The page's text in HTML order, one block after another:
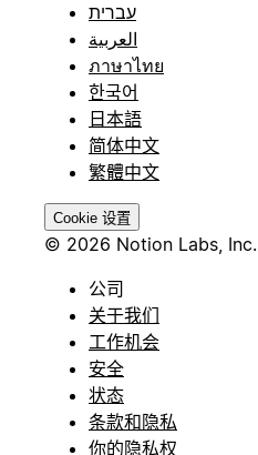
עברית
العربية
ภาษาไทย
한국어
日本語
简体中文
繁體中文
Cookie 设置
© 2026 Notion Labs, Inc.
公司
关于我们
工作机会
安全
状态
条款和隐私
你的隐私权